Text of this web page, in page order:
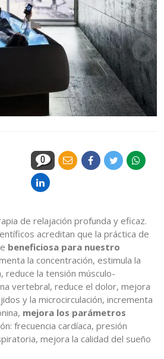
0
de relajación profunda y eficaz.
acreditan que la práctica de
beneficiosa para nuestro
la concentración, estimula la
reduce la tensión músculo-
vertebral, reduce el dolor, mejora
y la microcirculación, incrementa
mejora los parámetros
frecuencia cardíaca, presión
mejora la calidad del sueño